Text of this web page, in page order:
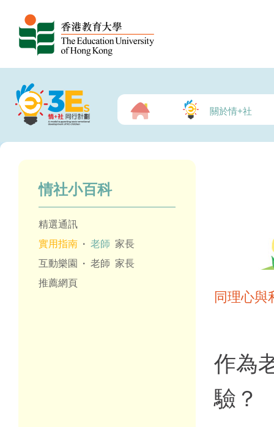
關於情+社
情社小百科
精選通訊
實用指南 · 老師 家長
互動樂園
· 老師 家長
推薦網頁
同理心與
作為
驗？